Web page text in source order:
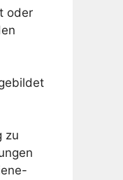
oder
zu